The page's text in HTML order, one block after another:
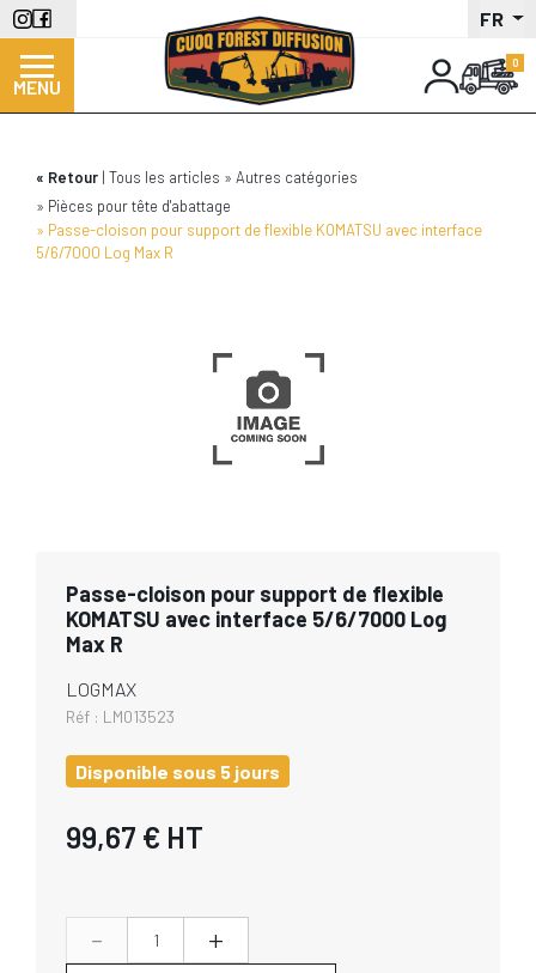
Aller
au
contenu
principal
FR
MENU
Retour Tous les articles
Autres catégories
Pièces pour tête d'abattage
Passe-cloison pour support de flexible KOMATSU avec interface
5/6/7000 Log Max R
Passe-cloison pour support de flexible
KOMATSU avec interface 5/6/7000 Log
Max R
LOGMAX
Réf : LM013523
Disponible sous 5 jours
99,67 € HT
- +